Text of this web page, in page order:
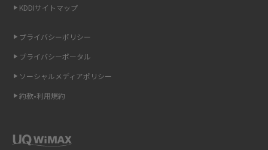
スマホのウィジェットとは？iPhone・Androidの設定方法やおススメを紹
リプライ機能とは？LINE、X（旧Twitter）、Instagram、TikTokで送る方法
インスタのDMの送り方は？便利機能の使い方や注意点をわかりやすく解説
KDDIサイトマップ
プライバシーポリシー
プライバシーポータル
ソーシャルメディアポリシー
約款•利用規約